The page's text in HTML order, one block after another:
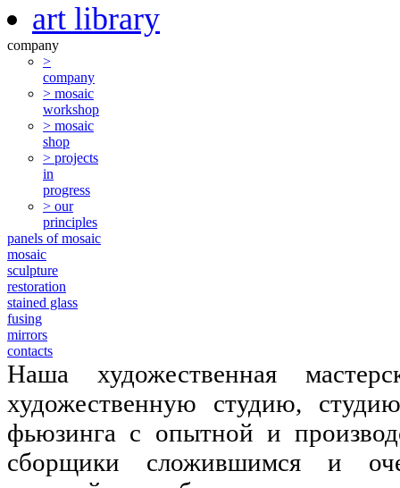
art library
company
>
company
> mosaic
workshop
> mosaic
shop
> projects
in
progress
> our
principles
panels of mosaic
mosaic
sculpture
restoration
stained glass
fusing
mirrors
contacts
Наша художественная
художественную студию,
фьюзинга с опытной и
сборщики сложившимся и